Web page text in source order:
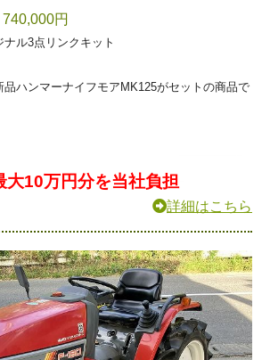
円
ル3点リンクキット
ハンマーナイフモアMK125がセットの商品で
大10万円分を当社負担
詳細はこちら